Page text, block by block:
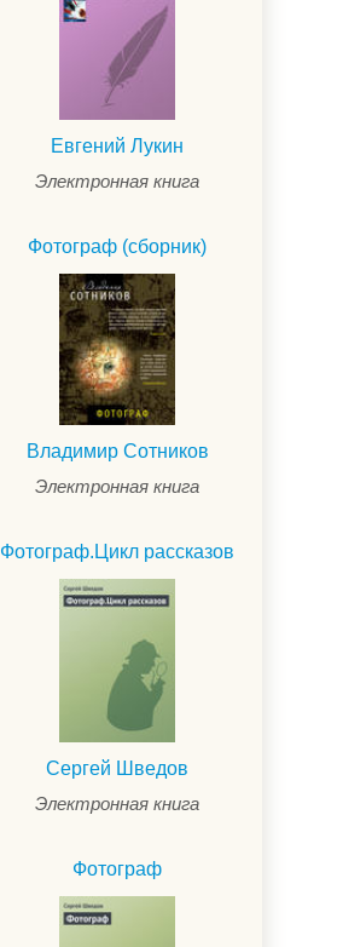
Евгений Лукин
Электронная книга
Фотограф (сборник)
Владимир Сотников
Электронная книга
Фотограф.Цикл рассказов
Сергей Шведов
Электронная книга
Фотограф